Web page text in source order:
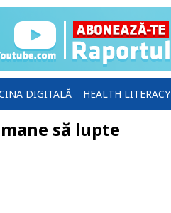
DIGITALĂ HEALTH LITERACY
să lupte